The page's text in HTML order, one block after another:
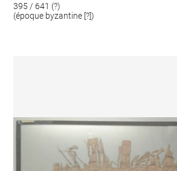
395 / 641 (?)
(époque byzantine [?])